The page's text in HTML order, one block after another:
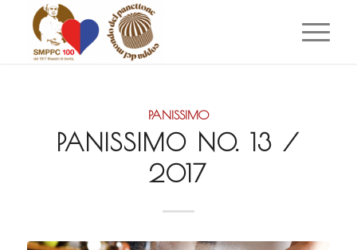
PANISSIMO
PANISSIMO NO. 13 /
2017